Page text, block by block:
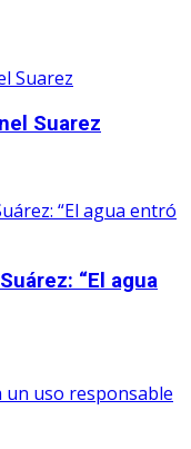
Suarez
“El agua